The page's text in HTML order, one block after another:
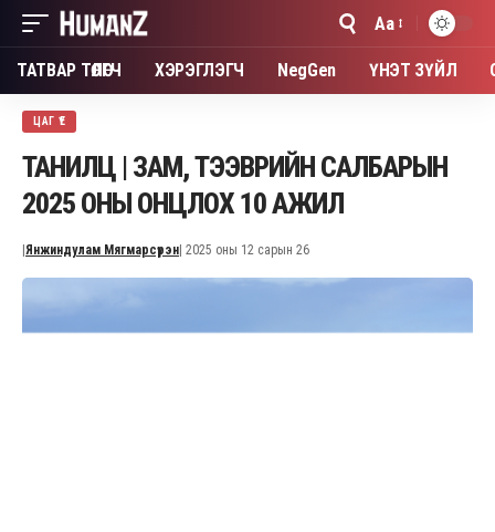
Font
Resizer
Aa
ТАТВАР ТӨЛӨГЧ ХЭРЭГЛЭГЧ NegGen ҮНЭТ ЗҮЙЛ
ЦАГ ҮЕ
ТАНИЛЦ | ЗАМ, ТЭЭВРИЙН САЛБАРЫН
2025 ОНЫ ОНЦЛОХ 10 АЖИЛ
Янжиндулам Мягмарсүрэн | 2025 оны 12 сарын 26